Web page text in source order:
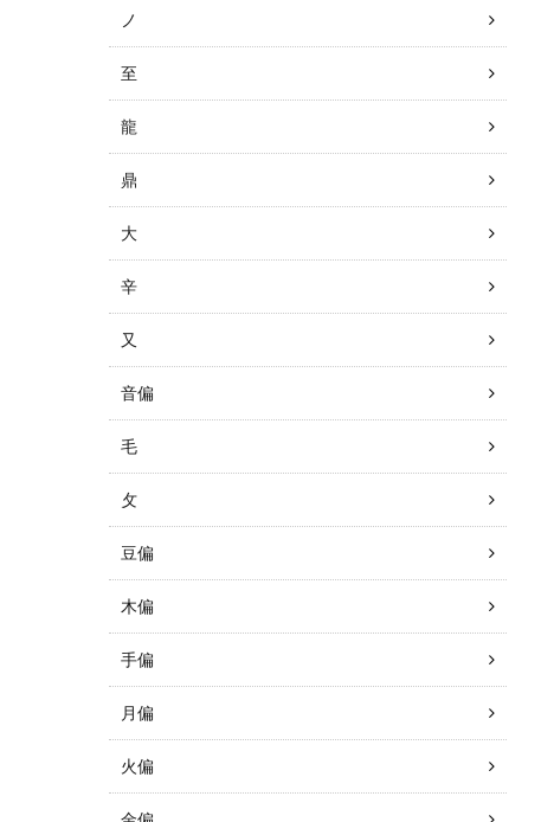
ノ
至
龍
鼎
大
辛
又
音偏
毛
攵
豆偏
木偏
手偏
月偏
火偏